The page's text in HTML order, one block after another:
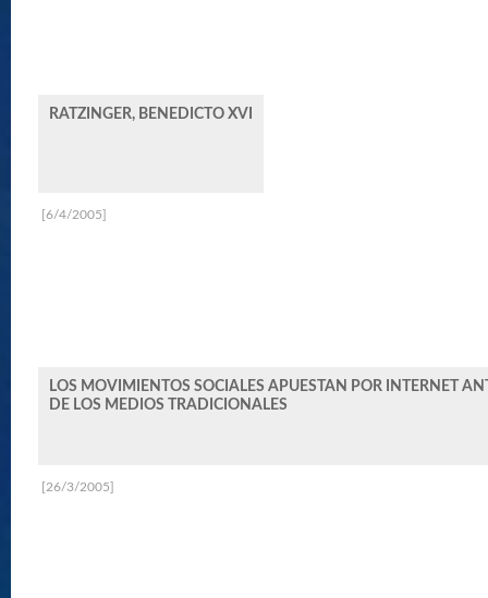
RATZINGER, BENEDICTO XVI
LOS MOVIMIENTOS SOCIALES APUESTAN POR INTERNET
DE LOS MEDIOS TRADICIONALES
[6/4/2005]
[26/3/2005]